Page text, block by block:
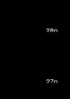
28p
27p